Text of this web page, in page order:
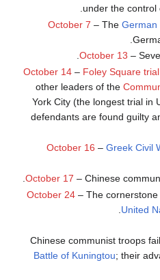
under the
.
October 7 – The German
October 13 –
October 14– Foley Square trial
other leaders of the
York City (the longest trial in
defendants are found guilty
October 16 – Greek Civil
October 17 – Chinese
.
October 24– The cornerstone
United
Chinese communist troops
Battle of Kuningtou; their